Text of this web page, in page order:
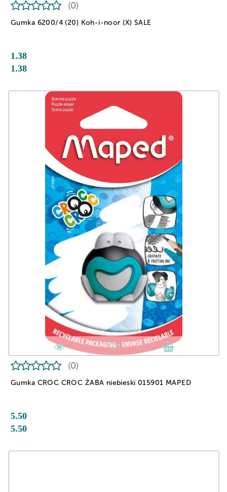
Gumka 6200/4 (20) Koh-i-noor (X) SALE
(0)
1.38
1.38
Gumka CROC CROC ŻABA niebieski 015901 MAPED
(0)
5.50
5.50